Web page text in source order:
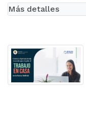
Más detalles